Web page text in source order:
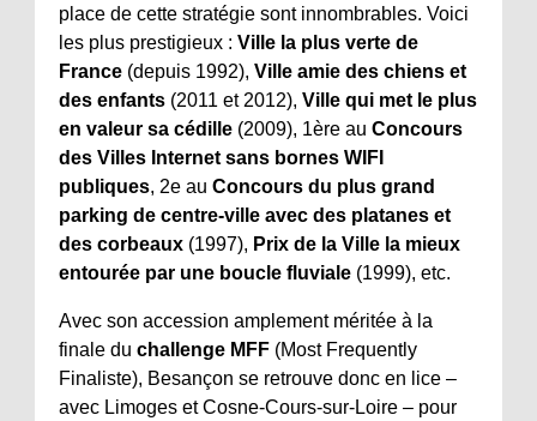
place de cette stratégie sont innombrables. Voici
les plus prestigieux : Ville la plus verte de
France (depuis 1992), Ville amie des chiens et
des enfants (2011 et 2012), Ville qui met le plus
en valeur sa cédille (2009), 1ère au Concours
des Villes Internet sans bornes WIFI
publiques, 2e au Concours du plus grand
parking de centre-ville avec des platanes et
des corbeaux (1997), Prix de la Ville la mieux
entourée par une boucle fluviale (1999), etc.
Avec son accession amplement méritée à la
finale du challenge MFF (Most Frequently
Finaliste), Besançon se retrouve donc en lice –
avec Limoges et Cosne-Cours-sur-Loire – pour